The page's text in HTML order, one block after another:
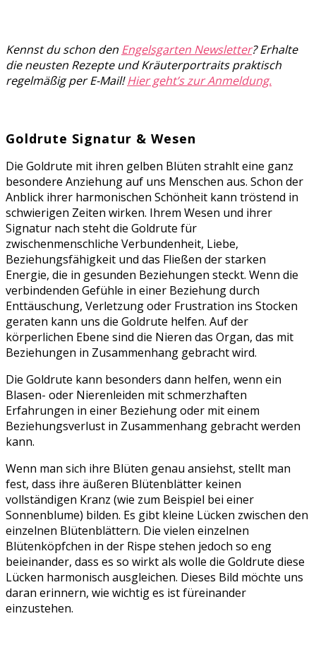
Kennst du schon den Engelsgarten Newsletter? Erhalte
die neusten Rezepte und Kräuterportraits praktisch
regelmäßig per E-Mail!Hier geht’s zur Anmeldung.
Goldrute Signatur & Wesen
Die Goldrute mit ihren gelben Blüten strahlt eine ganz
besondere Anziehung auf uns Menschen aus. Schon der
Anblick ihrer harmonischen Schönheit kann tröstend in
schwierigen Zeiten wirken. Ihrem Wesen und ihrer
Signatur nach steht die Goldrute für
zwischenmenschliche Verbundenheit, Liebe,
Beziehungsfähigkeit und das Fließen der starken
Energie, die in gesunden Beziehungen steckt. Wenn die
verbindenden Gefühle in einer Beziehung durch
Enttäuschung, Verletzung oder Frustration ins Stocken
geraten kann uns die Goldrute helfen. Auf der
körperlichen Ebene sind die Nieren das Organ, das mit
Beziehungen in Zusammenhang gebracht wird.
Die Goldrute kann besonders dann helfen, wenn ein
Blasen- oder Nierenleiden mit schmerzhaften
Erfahrungen in einer Beziehung oder mit einem
Beziehungsverlust in Zusammenhang gebracht werden
kann.
Wenn man sich ihre Blüten genau ansiehst, stellt man
fest, dass ihre äußeren Blütenblätter keinen
vollständigen Kranz (wie zum Beispiel bei einer
Sonnenblume) bilden. Es gibt kleine Lücken zwischen den
einzelnen Blütenblättern. Die vielen einzelnen
Blütenköpfchen in der Rispe stehen jedoch so eng
beieinander, dass es so wirkt als wolle die Goldrute diese
Lücken harmonisch ausgleichen. Dieses Bild möchte uns
daran erinnern, wie wichtig es ist füreinander
einzustehen.